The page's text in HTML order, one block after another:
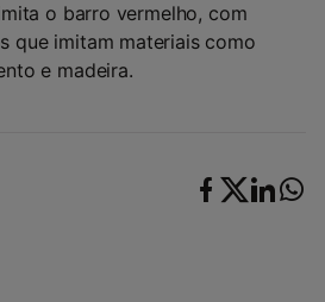
o barro vermelho, com
que imitam materiais como
e madeira.